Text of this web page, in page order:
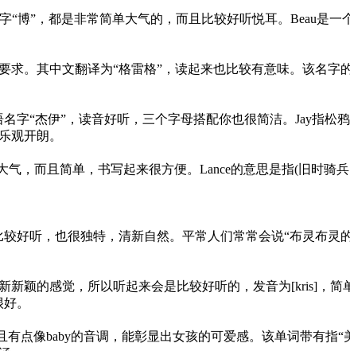
“博”，都是非常简单大气的，而且比较好听悦耳。Beau是
。其中文翻译为“格雷格”，读起来也比较有意味。该名字
字“杰伊”，读音好听，三个字母搭配你也很简洁。Jay指松
观开朗。
气，而且简单，书写起来很方便。Lance的意思是指(旧时骑
好听，也很独特，清新自然。平常人们常常会说“布灵布灵
颖的感觉，所以听起来会是比较好听的，发音为[kris]，简
。
点像baby的音调，能彰显出女孩的可爱感。该单词带有指